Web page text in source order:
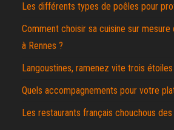
Les différents types de poêles pour
Comment choisir sa cuisine sur mesure
à Rennes ?
Langoustines, ramenez vite trois étoiles
Quels accompagnements pour votre
Les restaurants français chouchous